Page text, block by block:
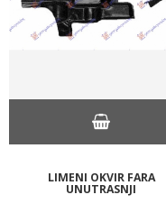
LIMENI OKVIR FARA
UNUTRASNJI